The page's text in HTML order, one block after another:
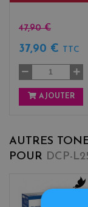
47,90 €
37,90 € TTC
AJOUTER
AUTRES
POUR DCP-